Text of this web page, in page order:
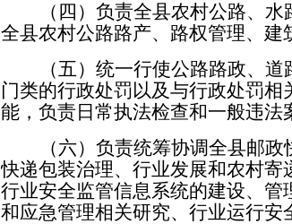
（四）负责全县农村公路、
全县农村公路路产、路权管理、建
（五） 统一行使公路路政、道
门类的行政处罚以及与行政处罚
能 ， 负责日常执法检查和一般违法
（六） 负责统筹协调全县邮政
快递包装治理、行业发展和农村
行业安全监管信息系统的建设、
和应急管理相关研究、行业运行安